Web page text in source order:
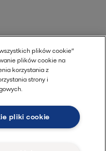
plików cookie”
plików cookie na
korzystania z
strony i
pliki cookie